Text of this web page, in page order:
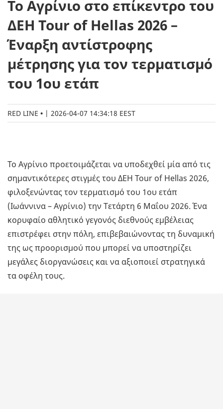
Το Αγρίνιο στο επίκεντρο του
ΔΕΗ Tour of Hellas 2026 –
Έναρξη αντίστροφης
μέτρησης για τον τερματισμό
του 1ου ετάπ
RED LINE | 2026-04-07 14:34:18 EEST
Το Αγρίνιο προετοιμάζεται να υποδεχθεί μία από τις
σημαντικότερες στιγμές του ΔΕΗ Tour of Hellas 2026,
φιλοξενώντας τον τερματισμό του 1ου ετάπ
(Ιωάννινα – Αγρίνιο) την Τετάρτη 6 Μαΐου 2026. Ένα
κορυφαίο αθλητικό γεγονός διεθνούς εμβέλειας
επιστρέφει στην πόλη, επιβεβαιώνοντας τη δυναμική
της ως προορισμού που μπορεί να υποστηρίζει
μεγάλες διοργανώσεις και να αξιοποιεί στρατηγικά
τα οφέλη τους.